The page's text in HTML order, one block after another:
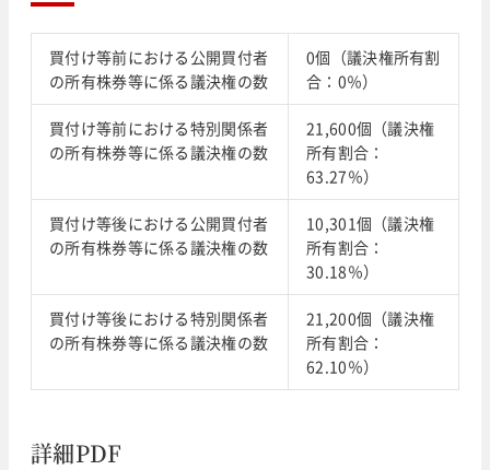
買付け等前における公開買付者
の所有株券等に係る議決権の数
0個（議決権所有割
合：0％）
買付け等前における特別関係者
の所有株券等に係る議決権の数
21,600個（議決権
所有割合：
63.27％）
買付け等後における公開買付者
の所有株券等に係る議決権の数
10,301個（議決権
所有割合：
30.18％）
買付け等後における特別関係者
の所有株券等に係る議決権の数
21,200個（議決権
所有割合：
62.10％）
詳細PDF